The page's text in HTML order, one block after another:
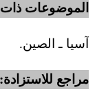
الموضوعات
آسيا ـ الصين.
مراجع للاستزادة: